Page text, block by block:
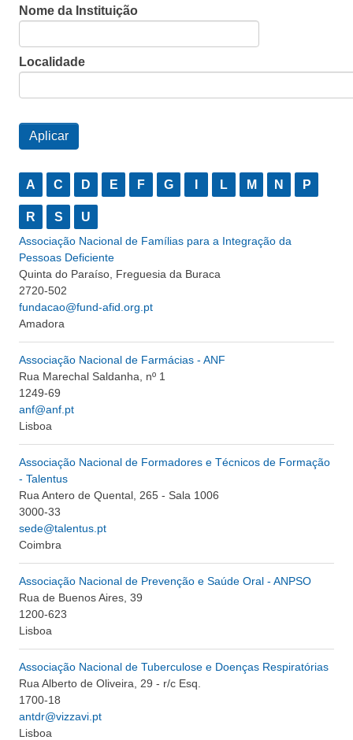
Nome da Instituição
Localidade
A C D E F G L M N P
R S U
Associação Nacional de Famílias para a Integração da
Pessoas Deficiente
Quinta do Paraíso, Freguesia da Buraca
2720-502
fundacao@fund-afid.org.pt
Amadora
Associação Nacional de Farmácias - ANF
Rua Marechal Saldanha, nº 1
1249-69
anf@anf.pt
Lisboa
Associação Nacional de Formadores e Técnicos de Formação
- Talentus
Rua Antero de Quental, 265 - Sala 1006
3000-33
sede@talentus.pt
Coimbra
Associação Nacional de Prevenção e Saúde Oral - ANPSO
Rua de Buenos Aires, 39
1200-623
Lisboa
Associação Nacional de Tuberculose e Doenças Respiratórias
Rua Alberto de Oliveira, 29 - r/c Esq.
1700-18
antdr@vizzavi.pt
Lisboa